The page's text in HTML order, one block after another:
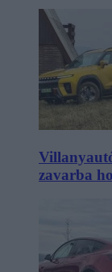
zavarba